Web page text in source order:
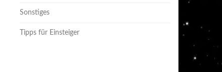
Sonstiges
Tipps für Einsteiger